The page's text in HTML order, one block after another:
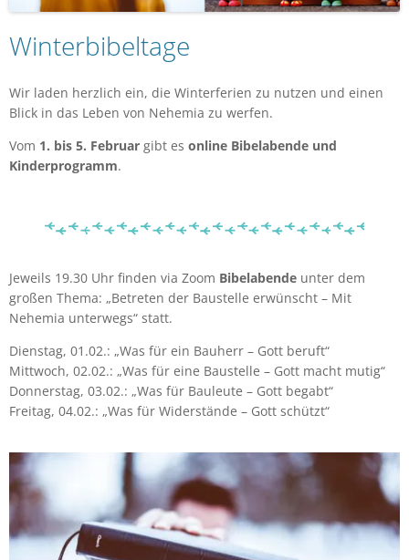
Winterbibeltage
Wir laden herzlich ein, die Winterferien zu nutzen und einen
Blick in das Leben von Nehemia zu werfen.
Vom 1. bis 5. Februar gibt es online Bibelabende und
Kinderprogramm.
Jeweils 19.30 Uhr finden via Zoom Bibelabende unter dem
großen Thema: „Betreten der Baustelle erwünscht – Mit
Nehemia unterwegs“ statt.
Dienstag, 01.02.: „Was für ein Bauherr – Gott beruft“
Mittwoch, 02.02.: „Was für eine Baustelle – Gott macht mutig“
Donnerstag, 03.02.: „Was für Bauleute – Gott begabt“
Freitag, 04.02.: „Was für Widerstände – Gott schützt“